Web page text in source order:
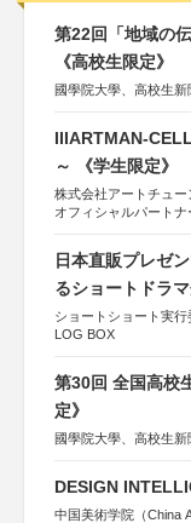
第22回「地域の
《高校生限定》
國學院大學、高校生新
IIIARTMAN-
～ 《学生限定》
株式会社アートチュー
オフィシャルパート
日本直販プレゼ
るショートドラ
ショートショート実
LOG BOX
第30回 全国高校
定》
國學院大學、高校生新
DESIGN
中国美術学院（China